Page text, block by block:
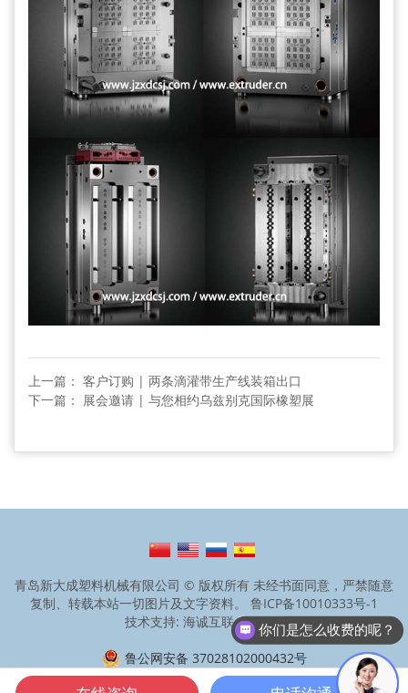
上一篇： 客户订购 | 两条滴灌带生产线装箱出口
下一篇： 展会邀请 | 与您相约乌兹别克国际橡塑展
青岛新大成塑料机械有限公司 © 版权所有 未经书面同意，严禁随意
复制、转载本站一切图片及文字资料。 鲁ICP备10010333号-1
技术支持: 海诚互联
鲁公网安备 37028102000432号
你们是怎么收费的呢？